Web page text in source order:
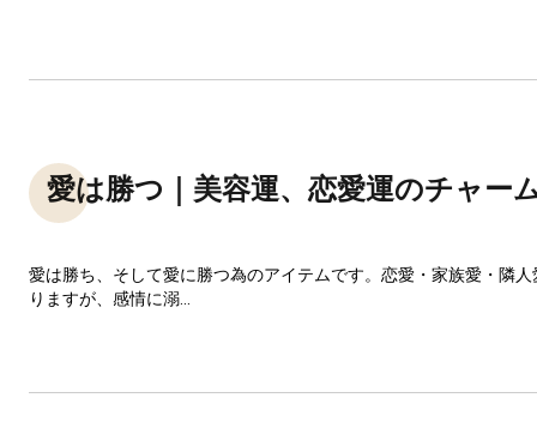
愛は勝つ｜美容運、恋愛運のチャー
愛は勝ち、そして愛に勝つ為のアイテムです。恋愛・家族愛・隣
りますが、感情に溺...